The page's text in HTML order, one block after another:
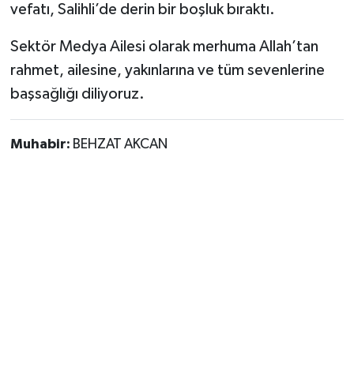
vefatı, Salihli’de derin bir boşluk bıraktı.
Sektör Medya Ailesi olarak merhuma Allah’tan
rahmet, ailesine, yakınlarına ve tüm sevenlerine
başsağlığı diliyoruz.
Muhabir: BEHZAT AKCAN